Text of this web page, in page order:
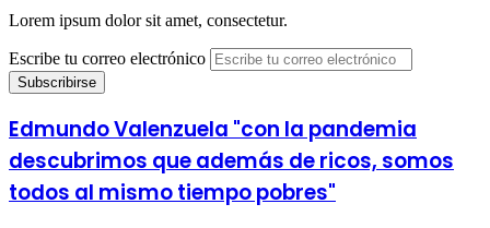
Lorem ipsum dolor sit amet, consectetur.
Escribe tu correo electrónico
Edmundo Valenzuela "con la pandemia
descubrimos que además de ricos, somos
todos al mismo tiempo pobres"